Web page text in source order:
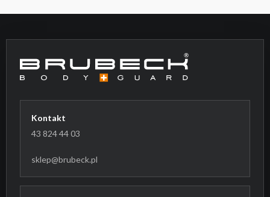
Kontakt
43 824 44 03
sklep@brubeck.pl